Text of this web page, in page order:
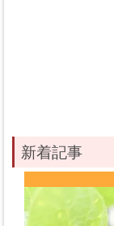
新着記事